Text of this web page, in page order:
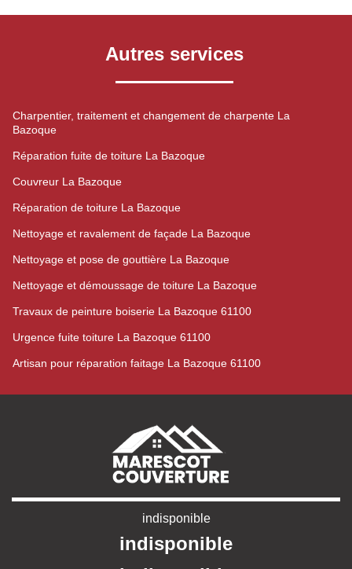
Autres services
Charpentier, traitement et changement de charpente La
Bazoque
Réparation fuite de toiture La Bazoque
Couvreur La Bazoque
Réparation de toiture La Bazoque
Nettoyage et ravalement de façade La Bazoque
Nettoyage et pose de gouttière La Bazoque
Nettoyage et démoussage de toiture La Bazoque
Travaux de peinture boiserie La Bazoque 61100
Urgence fuite toiture La Bazoque 61100
Artisan pour réparation faitage La Bazoque 61100
indisponible
indisponible